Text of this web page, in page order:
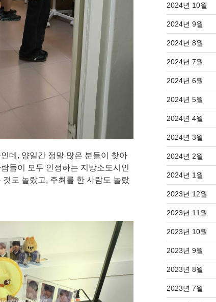
데, 양일간 정말 많은 분들이 찾아
들이 모두 인정하는 지방소도시인
도 놀랐고, 주최를 한 사람도 놀랐
2024년 10월
2024년 9월
2024년 8월
2024년 7월
2024년 6월
2024년 5월
2024년 4월
2024년 3월
2024년 2월
2024년 1월
2023년 12월
2023년 11월
2023년 10월
2023년 9월
2023년 8월
2023년 7월